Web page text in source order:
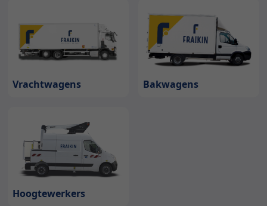
Vrachtwagens Bakwagens
Hoogtewerkers